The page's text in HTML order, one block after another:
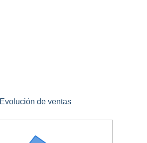
Evolución de ventas